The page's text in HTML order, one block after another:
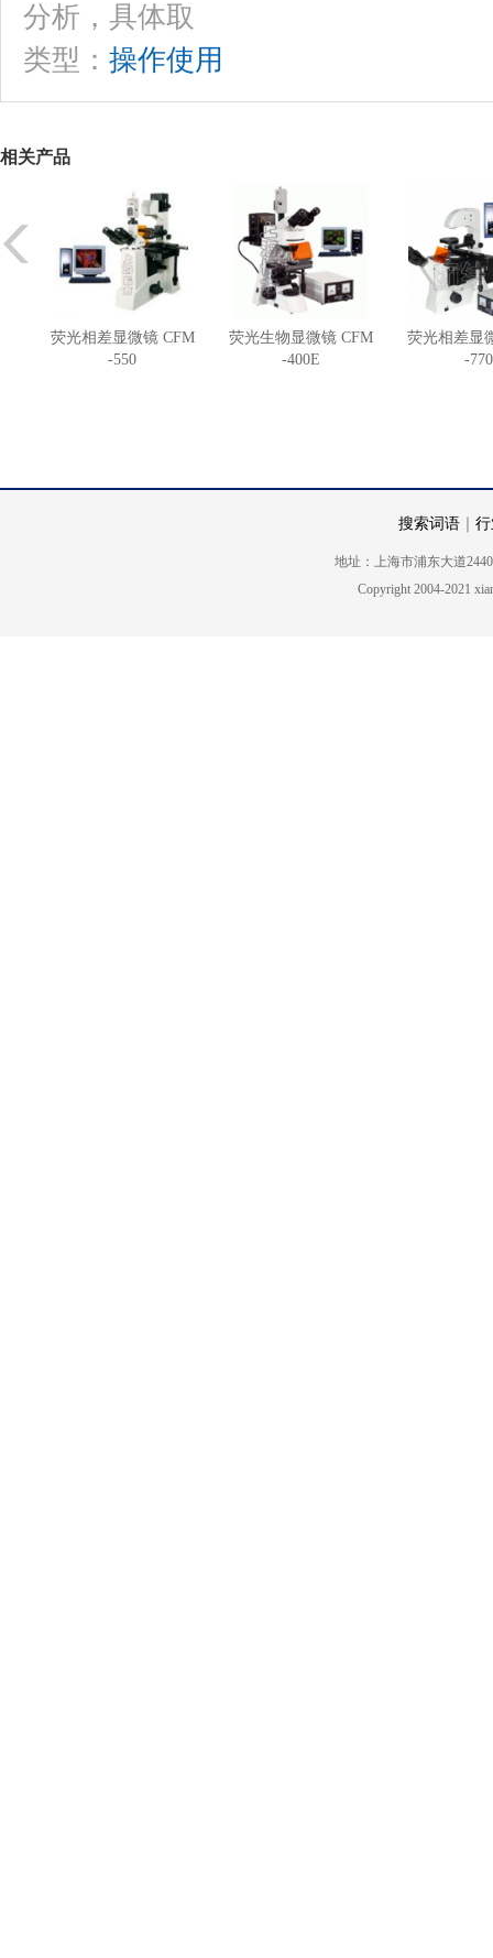
分析，具体取
类型： 操作使用
相关产品
荧光相差显微镜 CFM
-550
荧光生物显微镜 CFM
-400E
荧光相差显
-770
搜索词语
地址：上海市浦东大道2440
Copyright 2004-2021